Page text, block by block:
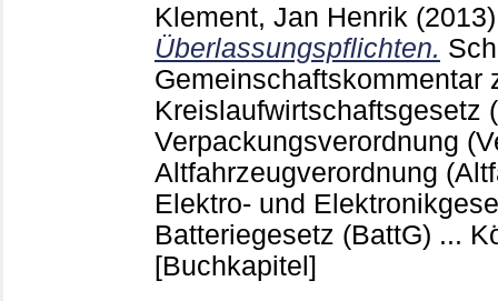
Klement, Jan Henrik
Überlassungspflichten.
Gemeinschaftskommentar
Kreislaufwirtschaftsgesetz
Verpackungsverordnung
Altfahrzeugverordnung
Elektro- und
Batteriegesetz (BattG) ...
[Buchkapitel]